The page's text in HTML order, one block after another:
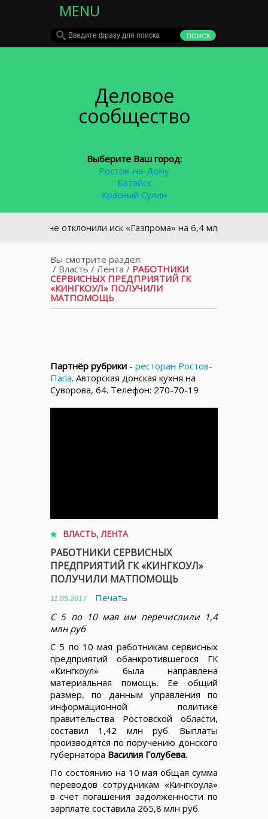
MENU
Деловое
сообщество
Выберите Ваш город:
Ростов-на-Дону
Батайск
Красный Сулин
отклонили иск «Газпрома» на 6,4 млрд долларов
Вы смотрите раздел:
/ Власть / Лента / РАБОТНИКИ
СЕРВИСНЫХ ПРЕДПРИЯТИЙ ГК
«КИНГКОУЛ» ПОЛУЧИЛИ
МАТПОМОЩЬ
Партнёр рубрики - ресторан Ростов-
Папа. Авторская донская кухня на
Суворова, 64. Телефон: 270-70-19
ВЛАСТЬ,ЛЕНТА
РАБОТНИКИ СЕРВИСНЫХ
ПРЕДПРИЯТИЙ ГК «КИНГКОУЛ»
ПОЛУЧИЛИ МАТПОМОЩЬ
11.05.2017
Печать
С 5 по 10 мая им перечислили 1,4
млн руб
С 5 по 10 мая работникам сервисных
предприятий обанкротившегося ГК
«Кингкоул» была направлена
материальная помощь. Ее общий
размер, по данным управления по
информационной политике
правительства Ростовской области,
составил 1,42 млн руб. Выплаты
производятся по поручению донского
губернатора Василия Голубева.
По состоянию на 10 мая общая сумма
переводов сотрудникам «Кингкоула»
в счет погашения задолженности по
зарплате составила 265,8 млн руб.